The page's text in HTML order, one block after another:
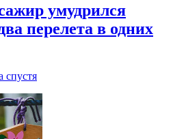
умудрился
перелета в одних
спустя